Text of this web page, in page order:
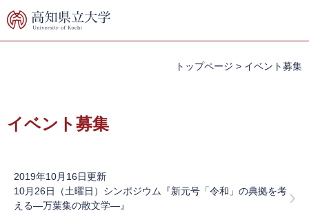
ー
ニ
て
トップページ > イベント募集
文
イベント募集
2019年10月16日更新
10月26日（土曜日）シンポジウム『新元号「令和」の典拠を考
える―万葉集の散文学―』